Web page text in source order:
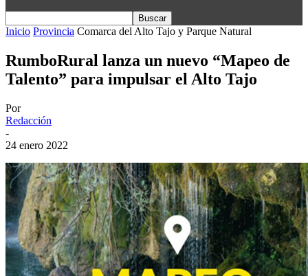
Inicio Provincia Comarca del Alto Tajo y Parque Natural
RumboRural lanza un nuevo “Mapeo de
Talento” para impulsar el Alto Tajo
Por
Redacción
-
24 enero 2022